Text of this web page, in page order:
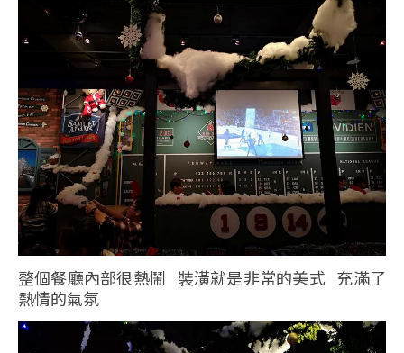
整個餐廳內部很熱鬧 裝潢就是非常的美式 充滿了
熱情的氣氛